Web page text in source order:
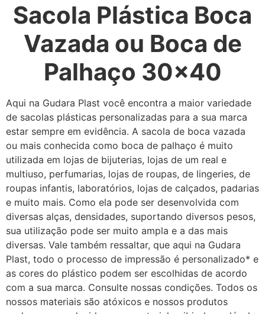
Sacola Plástica Boca
Vazada ou Boca de
Palhaço 30x40
Aqui na Gudara Plast você encontra a maior variedade
de sacolas plásticas personalizadas para a sua marca
estar sempre em evidência. A sacola de boca vazada
ou mais conhecida como boca de palhaço é muito
utilizada em lojas de bijuterias, lojas de um real e
multiuso, perfumarias, lojas de roupas, de lingeries, de
roupas infantis, laboratórios, lojas de calçados, padarias
e muito mais. Como ela pode ser desenvolvida com
diversas alças, densidades, suportando diversos pesos,
sua utilização pode ser muito ampla e a das mais
diversas. Vale também ressaltar, que aqui na Gudara
Plast, todo o processo de impressão é personalizado* e
as cores do plástico podem ser escolhidas de acordo
com a sua marca. Consulte nossas condições. Todos os
nossos materiais são atóxicos e nossos produtos